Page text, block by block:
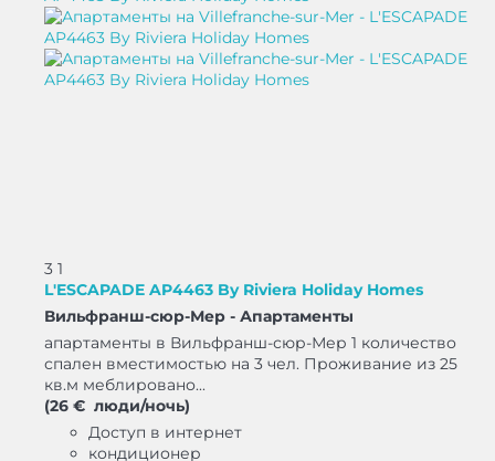
3 1
L'ESCAPADE AP4463 By Riviera Holiday Homes
Вильфранш-сюр-Мер - Апартаменты
апартаменты в Вильфранш-сюр-Мер 1 количество
спален вместимостью на 3 чел. Проживание из 25
кв.м меблировано...
(26 € люди/ночь)
Доступ в интернет
кондиционер